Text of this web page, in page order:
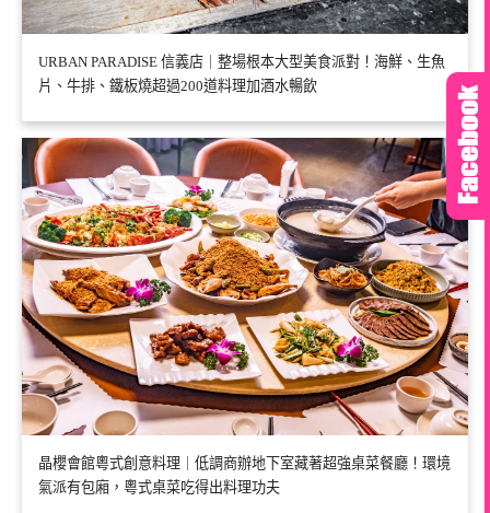
URBAN PARADISE 信義店｜整場根本大型美食派對！海鮮、生魚
片、牛排、鐵板燒超過200道料理加酒水暢飲
晶櫻會館粵式創意料理｜低調商辦地下室藏著超強桌菜餐廳！環境
氣派有包廂，粵式桌菜吃得出料理功夫